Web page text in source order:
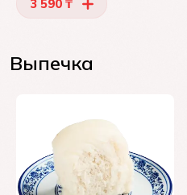
3 590 ₸
Выпечка